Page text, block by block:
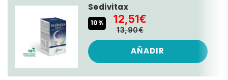
Sedivitax
10% 12,51€
13,90€
AÑADIR